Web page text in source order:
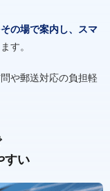
の場で案内し、スマ
す。
や郵送対応の負担軽
すい